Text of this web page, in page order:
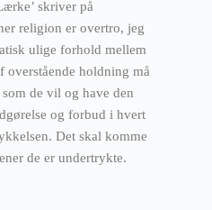
skriver på
religion er overtro, jeg
ulige forhold mellem
overstående holdning må
de vil og have den
og forbud i hvert
Det skal komme
de er undertrykte.